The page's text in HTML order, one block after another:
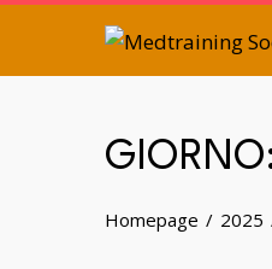
Homepage 2025